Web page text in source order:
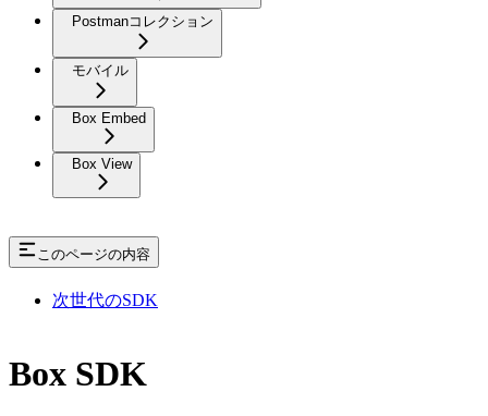
Postmanコレクション
モバイル
Box Embed
Box View
このページの内容
次世代のSDK
Box SDK